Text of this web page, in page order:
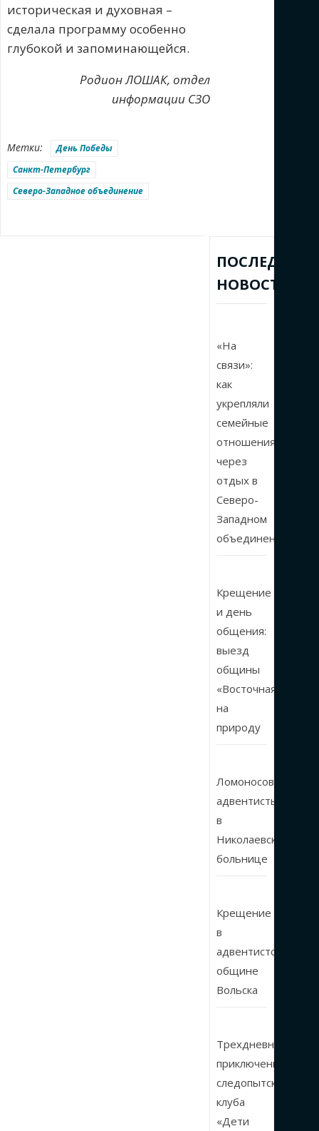
историческая и духовная –
сделала программу особенно
глубокой и запоминающейся.
Родион ЛОШАК, отдел
информации СЗО
Метки:
День Победы
Санкт-Петербург
Северо-Западное объединение
ПОСЛЕДНИЕ
НОВОСТИ
«На
связи»:
как
укрепляли
семейные
отношения
через
отдых в
Северо-
Западном
объединении
Крещение
и день
общения:
выезд
общины
«Восточная»
на
природу
Ломоносовские
адвентисты
в
Николаевской
больнице
Крещение
в
адвентистской
общине
Вольска
Трехдневные
приключения
следопытского
клуба
«Дети